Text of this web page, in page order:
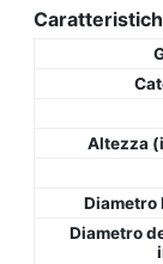
Altezza
Diametro
Diametro